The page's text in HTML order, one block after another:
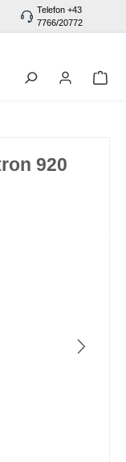
Telefon +43
7766/20772
920